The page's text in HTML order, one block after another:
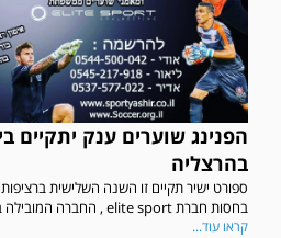
הפנינג שוערים ענק יתקיים
בהרצליה
ספורט ישיר תקיים זו השנה השלישית
בחסות חברת elite sport , החברה המובילה בישראל לציוד שוערים....
קראו עוד...